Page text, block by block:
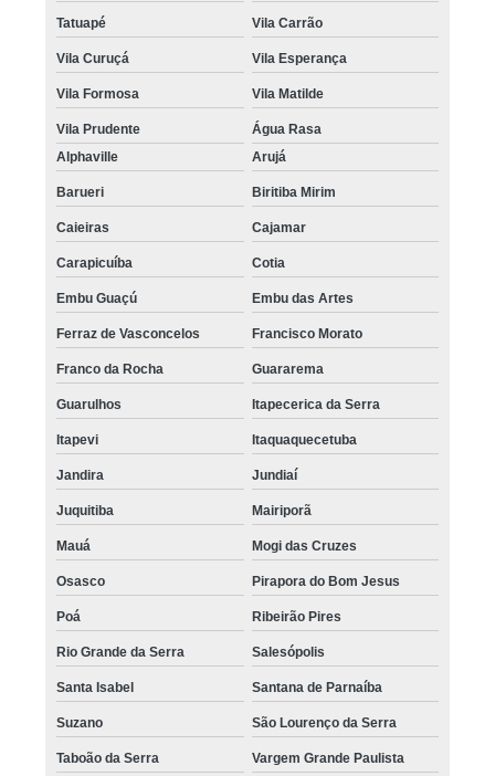
Tatuapé Vila Carrão
Vila Curuçá Vila Esperança
Vila Formosa Vila Matilde
Vila Prudente
Água Rasa
Alphaville
Arujá
Barueri Biritiba Mirim
Caieiras Cajamar
Carapicuíba Cotia
Embu Guaçú Embu das Artes
Ferraz de Vasconcelos Francisco Morato
Franco da Rocha Guararema
Guarulhos Itapecerica da Serra
Itapevi Itaquaquecetuba
Jandira Jundiaí
Juquitiba Mairiporã
Mauá Mogi das Cruzes
Osasco Pirapora do Bom Jesus
Poá Ribeirão Pires
Rio Grande da Serra Salesópolis
Santa Isabel Santana de Parnaíba
Suzano São Lourenço da Serra
Taboão da Serra
Vargem Grande Paulista